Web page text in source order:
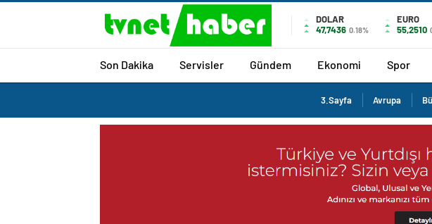
DOLAR
47,7436 0.18%
EURO
55,2510
Son Dakika Servisler Gündem Ekonomi Spor
3.Sayfa Avrupa